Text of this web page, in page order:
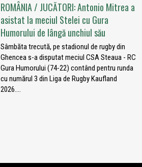
ROMÂNIA / JUCĂTORI: Antonio Mitrea a
asistat la meciul Stelei cu Gura
Humorului de lângă unchiul său
Sâmbăta trecută, pe stadionul de rugby din
Ghencea s-a disputat meciul CSA Steaua - RC
Gura Humorului (74-22) contând pentru runda
cu numărul 3 din Liga de Rugby Kaufland
2026....